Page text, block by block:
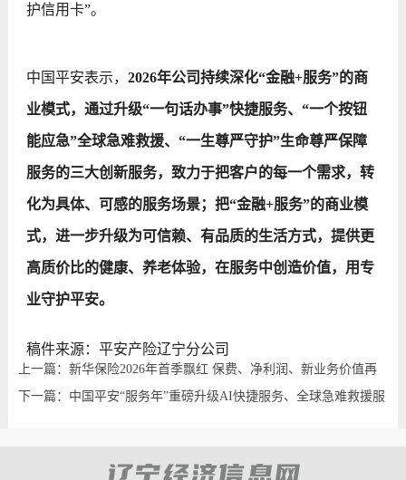
护信用卡”。
中国平安表示， 2026年公司持续深化“金融+服务”的商
业模式，通过升级“一句话办事”快捷服务、“一个按钮
能应急”全球急难救援、“一生尊严守护”生命尊严保障
服务的三大创新服务，致力于把客户的每一个需求，转
化为具体、可感的服务场景；把“金融+服务”的商业模
式，进一步升级为可信赖、有品质的生活方式，提供更
高质价比的健康、养老体验，在服务中创造价值，用专
业守护平安。
稿件来源：平安产险辽宁分公司
上一篇：新华保险2026年首季飘红 保费、净利润、新业务价值再
创新高
下一篇：中国平安“服务年”重磅升级AI快捷服务、全球急难救援服